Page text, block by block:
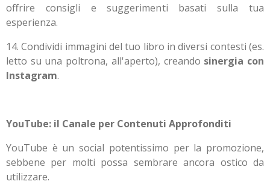
offrire consigli e suggerimenti basati sulla tua
esperienza.
14.Condividi immagini del tuo libro in diversi contesti (es.
letto su una poltrona, all'aperto), creando sinergia con
Instagram.
YouTube: il Canale per Contenuti Approfonditi
YouTube è un social potentissimo per la promozione,
sebbene per molti possa sembrare ancora ostico da
utilizzare.